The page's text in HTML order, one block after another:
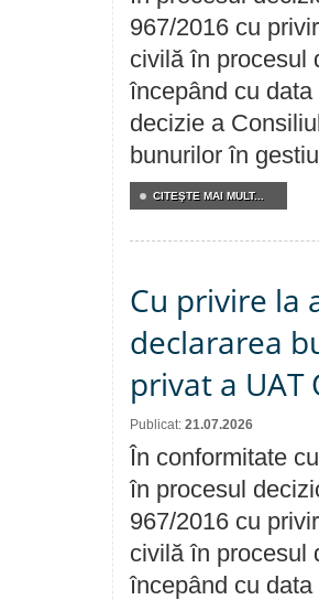
967/2016 cu
civilă în procesul
începând cu
decizie a
bunurilor în
CITEŞTE MAI MULT...
Cu privire la
declararea
privat a UAT
Publicat: 21.07.2026
În conformitate
în procesul
967/2016 cu
civilă în procesul
începând cu